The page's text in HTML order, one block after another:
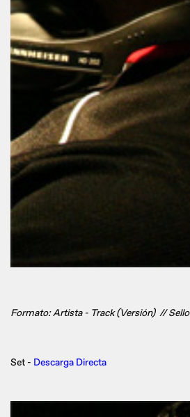
Formato: Artista - Track (Versión) // Sello
Set - Descarga Directa